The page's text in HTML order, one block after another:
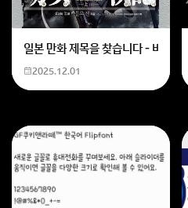
일본 만화 제목을 찾습니다 - 비행
2025.12.01